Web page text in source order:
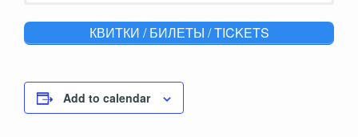
Молодость пролетела так быстро, в погоне
за призрачнымиидеалами. А ведь так
Обратившись к специалисту тарологу, астрологу и
нумерологу а также погадав на кофейной гуще, наша
КВИТКИ / БИЛЕТЫ / TICKETS
Add to calendar